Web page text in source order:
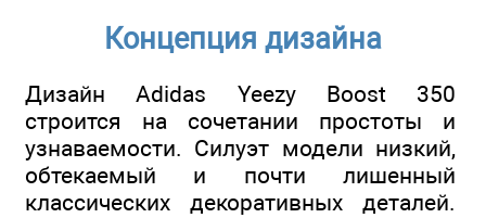
Концепция дизайна
Дизайн Adidas Yeezy Boost 350
строится на сочетании простоты и
узнаваемости. Силуэт модели низкий,
обтекаемый и почти лишенный
классических декоративных деталей.